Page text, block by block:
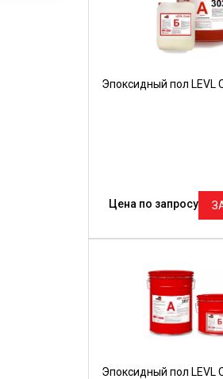
Эпоксидный пол LEVL
Цена по запросу
Эпоксидный пол LEVL